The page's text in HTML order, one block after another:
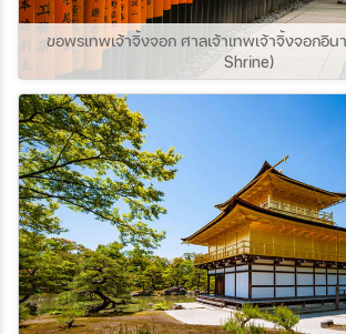
ขอพรเทพเจ้าจิ้งจอก ศาลเจ้าเทพเจ้าจิ้งจอกอิน
Shrine)